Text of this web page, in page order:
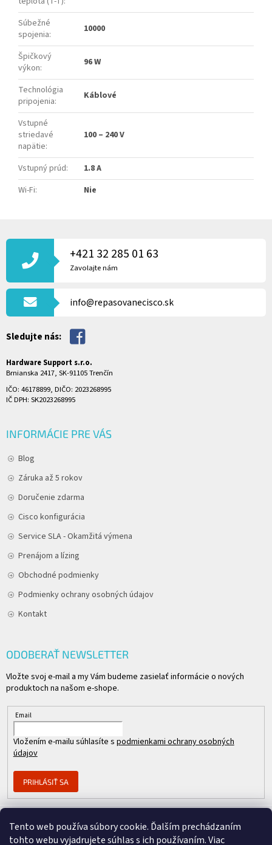
Tento web používa súbory cookie. Ďalším prechádzaním
tohto webu vyjadrujete súhlas s ich používaním. Viac
Súbežné
spojenia: 10000
Špičkový
výkon: 96 W
Technológia
pripojenia: Káblové
Vstupné
striedavé
napätie:
100 – 240 V
Vstupný prúd:
1.8 A
Wi-Fi: Nie
Á
T
+421 32 285 01 63
Zavolajte nám
info@repasovanecisco.sk
Sledujte nás:
Hardware Support s.r.o.
Brnianska 2417, SK-91105 Trenčín
IČO: 46178899, DIČO: 2023268995
IČ DPH: SK2023268995
INFORMÁCIE PRE VÁS
Blog
Záruka až 5 rokov
Doručenie zdarma
Cisco konfigurácia
Service SLA - Okamžitá výmena
Prenájom a lízing
Obchodné podmienky
Podmienky ochrany osobných údajov
Kontakt
ODOBERAŤ NEWSLETTER
Vložte svoj e-mail a my Vám budeme zasielať informácie o nových
produktoch na našom e-shope.
Email
Vložením e-mailu súhlasíte s podmienkami ochrany osobných
údajov
PRIHLÁSIŤ SA
Člen skupiny